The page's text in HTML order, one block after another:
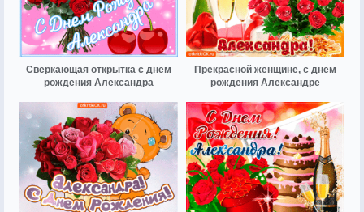
Сверкающая открытка с днем
рождения Александра
Прекрасной женщине, с днём
рождения Александре